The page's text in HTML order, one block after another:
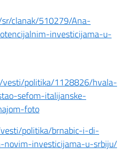
clanak/510279/Ana-
investicijama-u-
politika/1128826/hvala-
sefom-italijanske-
foto
politika/brnabic-i-di-
novim-investicijama-u-srbiju/